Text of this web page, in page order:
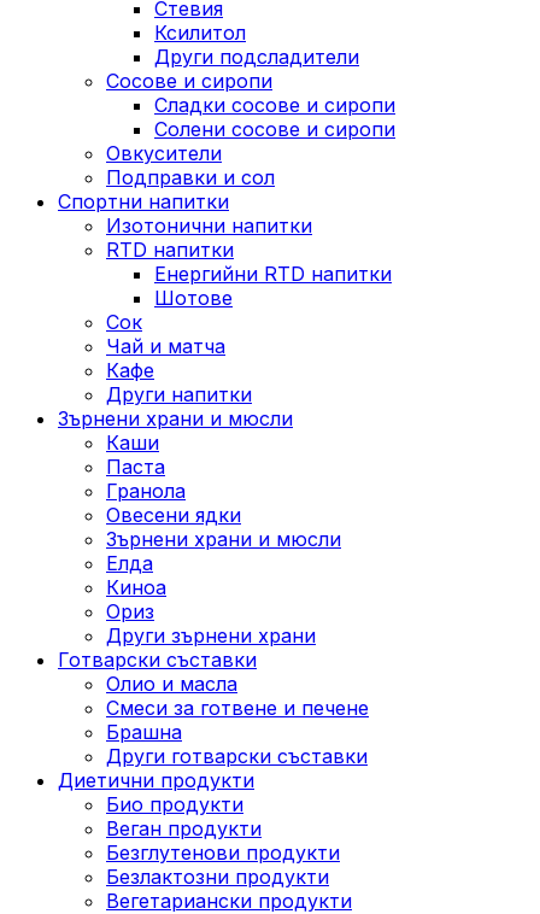
Стевия
Ксилитол
Други подсладители
Сосове и сиропи
Сладки сосове и сиропи
Солени сосове и сиропи
Овкусители
Подправки и сол
Спортни напитки
Изотонични напитки
RTD напитки
Енергийни RTD напитки
Шотове
Сок
Чай и матча
Кафе
Други напитки
Зърнени храни и мюсли
Каши
Паста
Гранола
Овесени ядки
Зърнени храни и мюсли
Елда
Киноа
Ориз
Други зърнени храни
Готварски съставки
Олио и масла
Смеси за готвене и печене
Брашна
Други готварски съставки
Диетични продукти
Био продукти
Веган продукти
Безглутенови продукти
Безлактозни продукти
Вегетариански продукти